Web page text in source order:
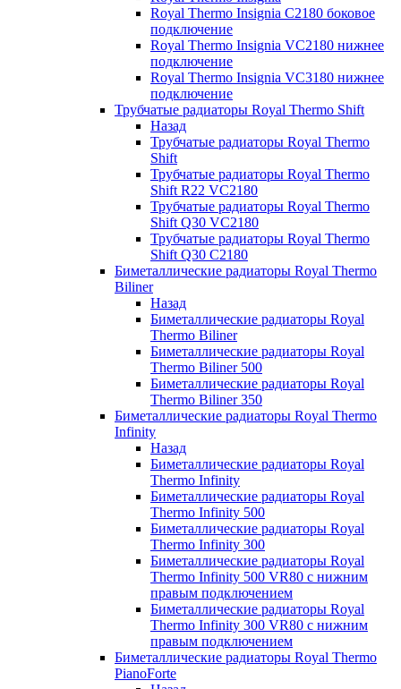
Royal Thermo Insignia C2180 боковое
подключение
Royal Thermo Insignia VC2180 нижнее
подключение
Royal Thermo Insignia VC3180 нижнее
подключение
Трубчатые радиаторы Royal Thermo Shift
Назад
Трубчатые радиаторы Royal Thermo
Shift
Трубчатые радиаторы Royal Thermo
Shift R22 VC2180
Трубчатые радиаторы Royal Thermo
Shift Q30 VC2180
Трубчатые радиаторы Royal Thermo
Shift Q30 C2180
Биметаллические радиаторы Royal Thermo
Biliner
Назад
Биметаллические радиаторы Royal
Thermo Biliner
Биметаллические радиаторы Royal
Thermo Biliner 500
Биметаллические радиаторы Royal
Thermo Biliner 350
Биметаллические радиаторы Royal Thermo
Infinity
Назад
Биметаллические радиаторы Royal
Thermo Infinity
Биметаллические радиаторы Royal
Thermo Infinity 500
Биметаллические радиаторы Royal
Thermo Infinity 300
Биметаллические радиаторы Royal
Thermo Infinity 500 VR80 с нижним
правым подключением
Биметаллические радиаторы Royal
Thermo Infinity 300 VR80 с нижним
правым подключением
Биметаллические радиаторы Royal Thermo
PianoForte